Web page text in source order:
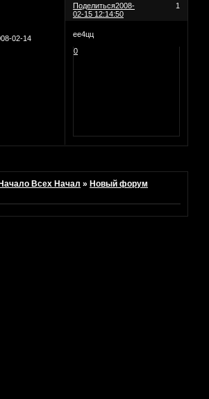
Поделиться 1
2008-
02-15 12:14:50
02-14
ее4цц
0
Всех Начал »Новый форум